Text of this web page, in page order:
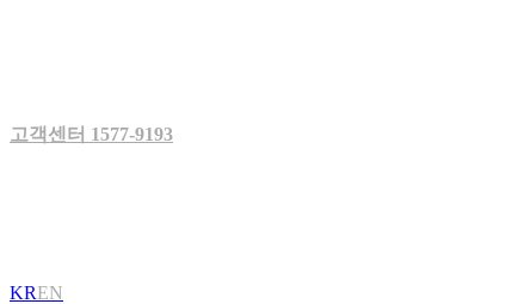
고객센터 1577-9193
KREN